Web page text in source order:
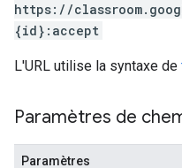
https://
{id}:accept
L'URL utilise la syntaxe de
Paramètres de
Paramètres